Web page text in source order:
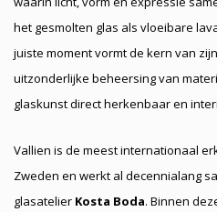
het gesmolten glas als vloeibare
juiste moment vormt de kern van
uitzonderlijke beheersing van
glaskunst direct herkenbaar en
Vallien is de meest internationaal
Zweden en werkt al decennialang
glasatelier Kosta Boda. Binnen